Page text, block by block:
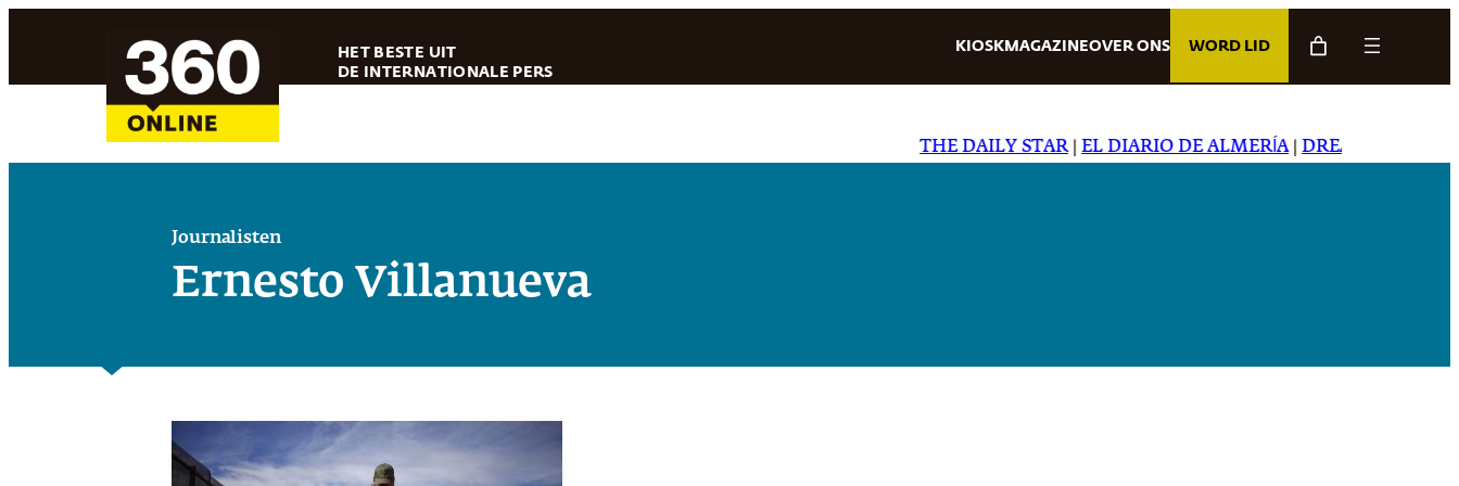
HET BESTE UIT
DE INTERNATIONALE PERS
KIOSK MAGAZINEOVER ONS WORD LID
THE DAILY STAR|EL DIARIO DE ALMERÍA|DREAMING IN
Journalisten
Ernesto Villanueva